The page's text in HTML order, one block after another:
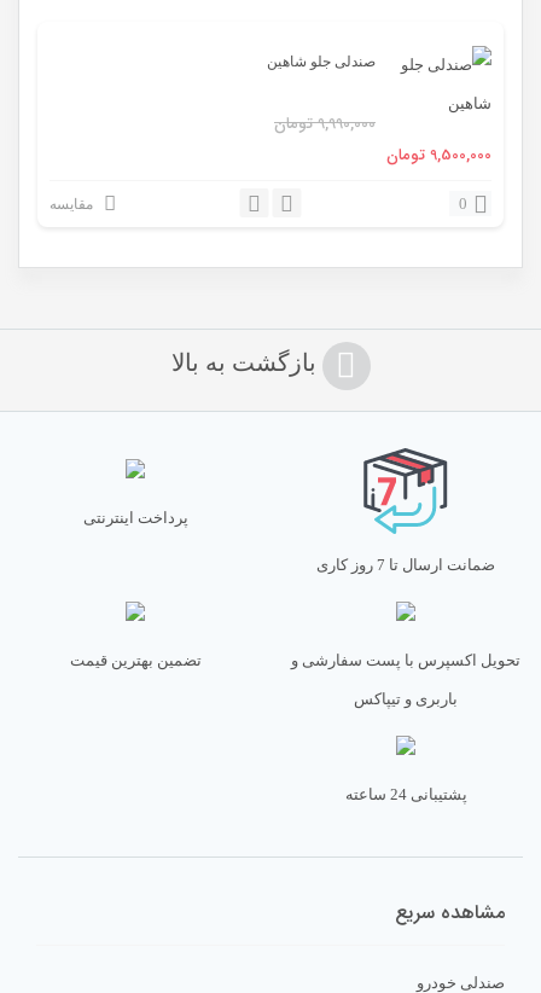
صندلی جلو شاهین
9,990,000تومان
قیمت
9,500,000تومانقیمت
0 مقایسه
بازگشت به بالا
ضمانت ارسال تا 7 روز کاری
پرداخت اینترنتی
تحویل اکسپرس با پست سفارشی و
باربری و تیپاکس
تضمین بهترین قیمت
پشتیبانی 24 ساعته
مشاهده سریع
صندلی خودرو